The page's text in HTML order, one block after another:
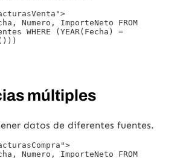
WHERE (YEAR(Fecha) =
múltiples
datos de diferentes fuentes.